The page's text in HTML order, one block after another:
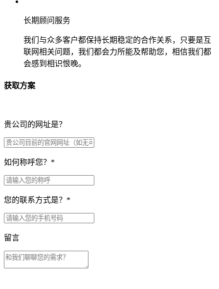
长期顾问服务
我们与众多客户都保持长期稳定的合作关系，只要是互
联网相关问题，我们都会力所能及帮助您，相信我们都
会感到相识恨晚。
获取方案
贵公司的网址是？
如何称呼您？ *
您的联系方式是？ *
留言